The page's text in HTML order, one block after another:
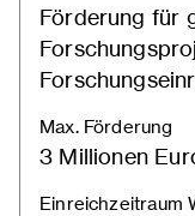
Förderung für
Max. Förderung
3 Millionen
Einreichzeitraum